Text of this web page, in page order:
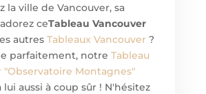
la ville de Vancouver, sa
ceTableau Vancouver
autres Tableaux Vancouver ?
parfaitement, notre Tableau
"Observatoire Montagnes"
lui aussi à coup sûr ! N'hésitez